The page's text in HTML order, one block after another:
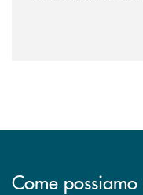
Come possiamo